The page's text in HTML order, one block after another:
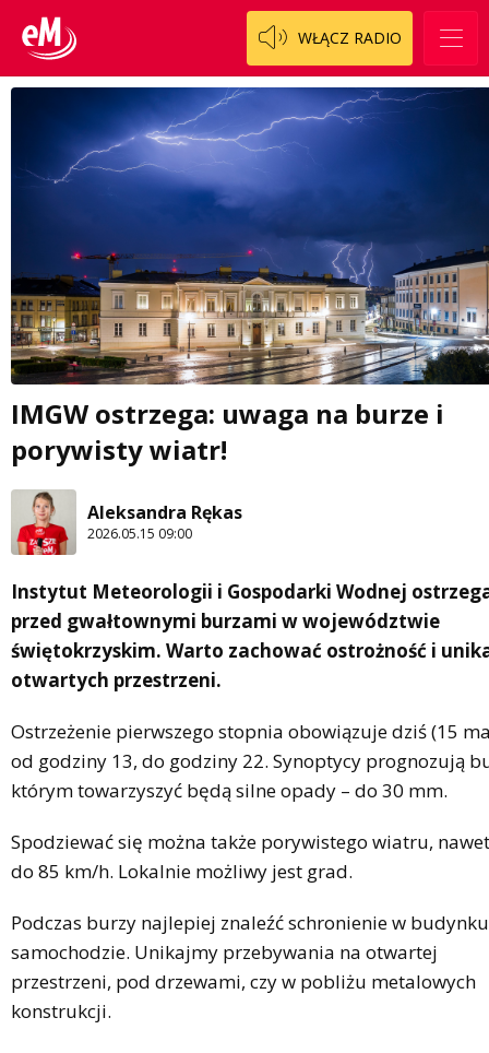
WŁĄCZ RADIO
IMGW ostrzega: uwaga na burze i
porywisty wiatr!
Aleksandra Rękas
2026.05.15 09:00
Instytut Meteorologii i Gospodarki Wodnej
przed gwałtownymi burzami w województwie
świętokrzyskim. Warto zachować ostrożność i
otwartych przestrzeni.
Ostrzeżenie pierwszego stopnia obowiązuje dziś (15
od godziny 13, do godziny 22. Synoptycy prognozują
którym towarzyszyć będą silne opady – do 30 mm.
Spodziewać się można także porywistego wiatru, nawet
do 85 km/h. Lokalnie możliwy jest grad.
Podczas burzy najlepiej znaleźć schronienie w
samochodzie. Unikajmy przebywania na otwartej
przestrzeni, pod drzewami, czy w pobliżu metalowych
konstrukcji.